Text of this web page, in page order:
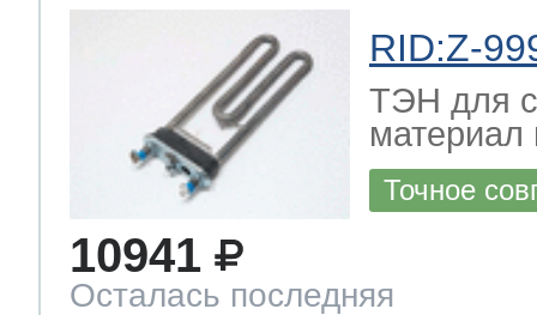
RID:Z-
ТЭН для
Точное
10941
Осталась последняя